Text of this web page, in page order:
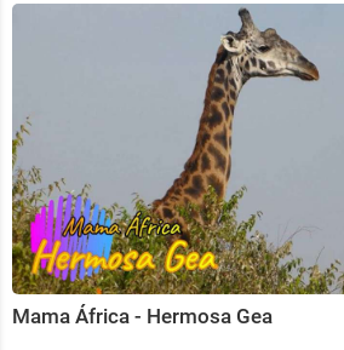
Mama África - Hermosa Gea